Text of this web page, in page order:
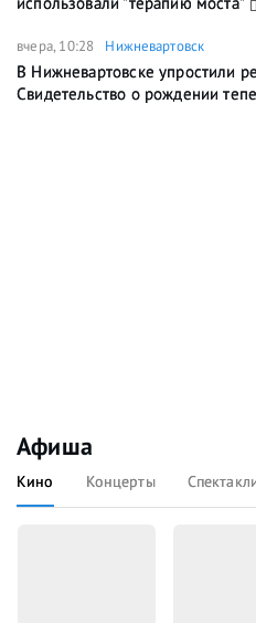
вчера, 10:28 Нижневартовск
В Нижневартовске упростили
Свидетельство о рождении
Афиша
Кино Концерты